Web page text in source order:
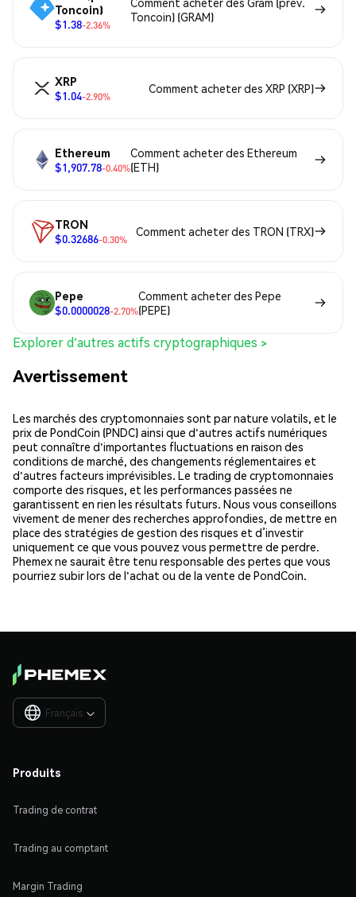
Toncoin)
$1.38-2.36%
Toncoin) (GRAM)
XRP
$1.04-2.90%
Comment acheter des XRP (XRP)
Ethereum
$1,907.78-0.40%
Comment acheter des Ethereum
(ETH)
TRON
$0.32686-0.30%
Comment acheter des TRON (TRX)
Pepe
$0.0000028-2.70%
Comment acheter des Pepe
(PEPE)
Explorer d'autres actifs cryptographiques >
Avertissement
Les marchés des cryptomonnaies sont par nature volatils, et le
prix de PondCoin (PNDC) ainsi que d'autres actifs numériques
peut connaître d'importantes fluctuations en raison des
conditions de marché, des changements réglementaires et
d'autres facteurs imprévisibles. Le trading de cryptomonnaies
comporte des risques, et les performances passées ne
garantissent en rien les résultats futurs. Nous vous conseillons
vivement de mener des recherches approfondies, de mettre en
place des stratégies de gestion des risques et d’investir
uniquement ce que vous pouvez vous permettre de perdre.
Phemex ne saurait être tenu responsable des pertes que vous
pourriez subir lors de l'achat ou de la vente de PondCoin.
Français 
Produits
Trading de contrat
Trading au comptant
Margin Trading